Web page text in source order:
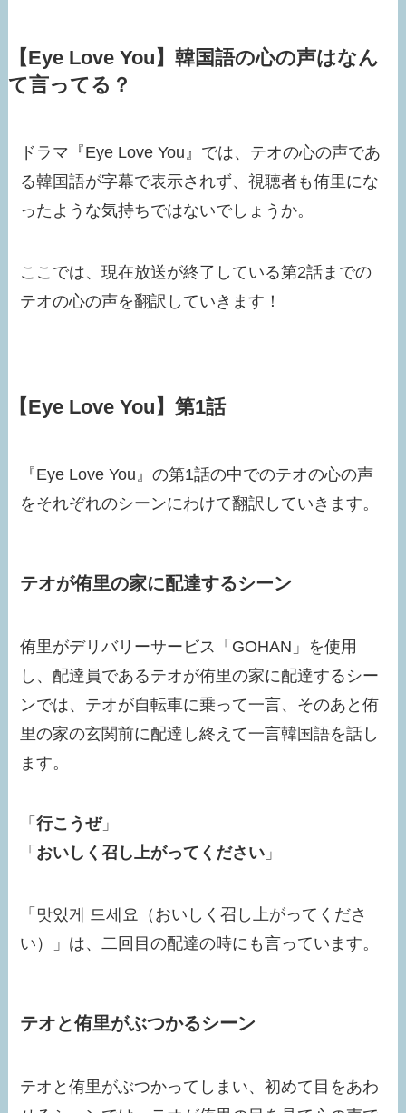
【Eye Love You】韓国語の心の声はなん
て言ってる？
ドラマ『Eye Love You』では、テオの心の声であ
る韓国語が字幕で表示されず、視聴者も侑里にな
ったような気持ちではないでしょうか。
ここでは、現在放送が終了している第2話までの
テオの心の声を翻訳していきます！
【Eye Love You】第1話
『Eye Love You』の第1話の中でのテオの心の声
をそれぞれのシーンにわけて翻訳していきます。
テオが侑里の家に配達するシーン
侑里がデリバリーサービス「GOHAN」を使用
し、配達員であるテオが侑里の家に配達するシー
ンでは、テオが自転車に乗って一言、そのあと侑
里の家の玄関前に配達し終えて一言韓国語を話し
ます。
「行こうぜ」
「 おいしく召し上がってください 」
「맛있게 드세요（おいしく召し上がってくださ
い）」は、二回目の配達の時にも言っています。
テオと侑里がぶつかるシーン
テオと侑里がぶつかってしまい、初めて目をあわ